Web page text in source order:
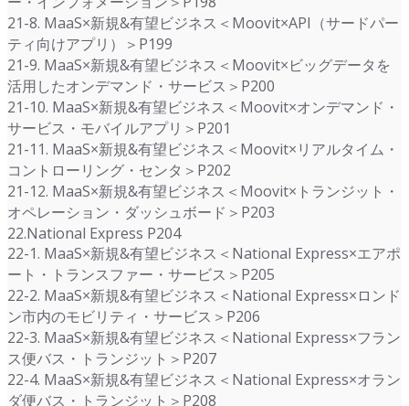
21-8. MaaS×新規&有望ビジネス＜Moovit×API（サードパー
ティ向けアプリ）＞P199
21-9. MaaS×新規&有望ビジネス＜Moovit×ビッグデータを
活用したオンデマンド・サービス＞P200
21-10. MaaS×新規&有望ビジネス＜Moovit×オンデマンド・
サービス・モバイルアプリ＞P201
21-11. MaaS×新規&有望ビジネス＜Moovit×リアルタイム・
コントローリング・センタ＞P202
21-12. MaaS×新規&有望ビジネス＜Moovit×トランジット・
オペレーション・ダッシュボード＞P203
22.National Express P204
22-1. MaaS×新規&有望ビジネス＜National Express×エアポ
ート・トランスファー・サービス＞P205
22-2. MaaS×新規&有望ビジネス＜National Express×ロンド
ン市内のモビリティ・サービス＞P206
22-3. MaaS×新規&有望ビジネス＜National Express×フラン
ス便バス・トランジット＞P207
22-4. MaaS×新規&有望ビジネス＜National Express×オラン
ダ便バス・トランジット＞P208